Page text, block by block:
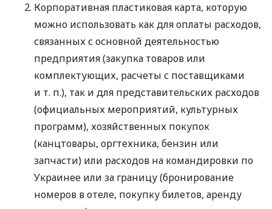
Корпоративная пластиковая карта, которую
можно использовать как для оплаты расходов,
связанных с основной деятельностью
предприятия (закупка товаров или
комплектующих, расчеты с поставщиками
и т. п.), так и для представительских расходов
(официальных мероприятий, культурных
программ), хозяйственных покупок
(канцтовары, оргтехника, бензин или
запчасти) или расходов на командировки по
Украинее или за границу (бронирование
номеров в отеле, покупку билетов, аренду